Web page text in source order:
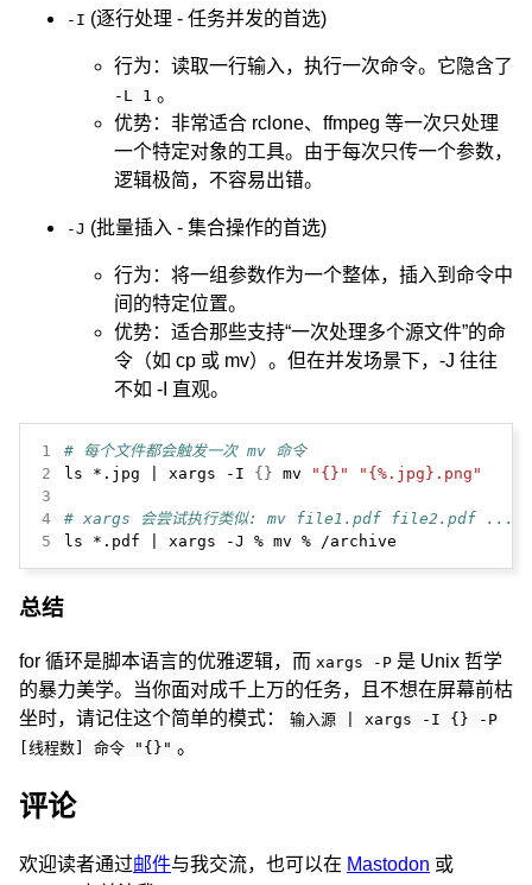
-I (逐行处理 - 任务并发的首选)
行为：读取一行输入，执行一次命令。它隐含了
-L 1 。
优势：非常适合 rclone、ffmpeg 等一次只处理
一个特定对象的工具。由于每次只传一个参数，
逻辑极简，不容易出错。
-J (批量插入 - 集合操作的首选)
行为：将一组参数作为一个整体，插入到命令中
间的特定位置。
优势：适合那些支持“一次处理多个源文件”的命
令（如 cp 或 mv）。但在并发场景下，-J 往往
不如 -I 直观。
1
# 每个文件都会触发一次 mv 命令
2
ls *.jpg | xargs -I {} mv "{}"
"{%.jpg}.png"
3
4
# xargs 会尝试执行类似: mv file1.pdf file2.pdf
5
ls *.pdf | xargs -J % mv % /archive
总结
for 循环是脚本语言的优雅逻辑，而 xargs -P 是 Unix 哲学
的暴力美学。当你面对成千上万的任务，且不想在屏幕前枯
坐时，请记住这个简单的模式： 输入源 | xargs -I {} -P
[线程数] 命令 "{}" 。
评论
欢迎读者通过邮件与我交流，也可以在 Mastodon 或